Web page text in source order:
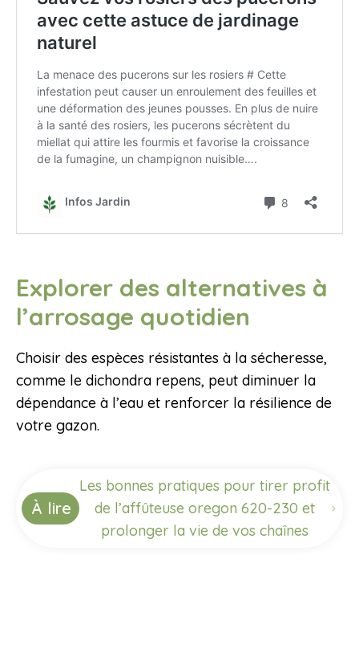
Explorer des alternatives à
l’arrosage quotidien
Choisir des espèces résistantes à la sécheresse,
comme le dichondra repens, peut diminuer la
dépendance à l’eau et renforcer la résilience de
votre gazon.
À lire
Les bonnes pratiques pour tirer profit
de l’affûteuse oregon 620-230 et
prolonger la vie de vos chaînes